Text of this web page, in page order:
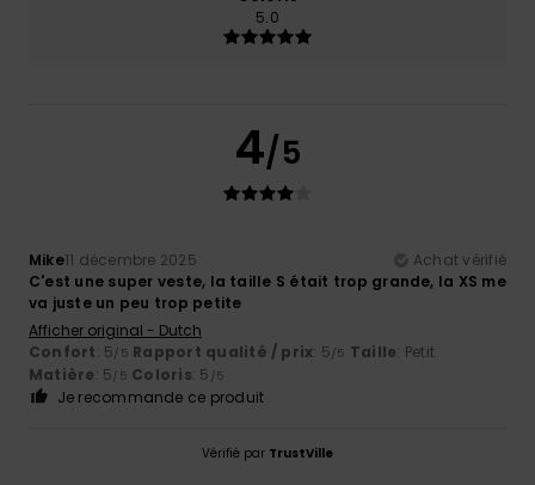
5.0
4/5
Mike11 décembre 2025
Achat vérifié
C'est une super veste, la taille S était trop grande, la XS me
va juste un peu trop petite
Afficher original - Dutch
Confort: 5/5 Rapport qualité / prix: 5/5 Taille: Petit
Matière: 5/5 Coloris: 5 /5
Je recommande ce produit
Vérifié par TrustVille